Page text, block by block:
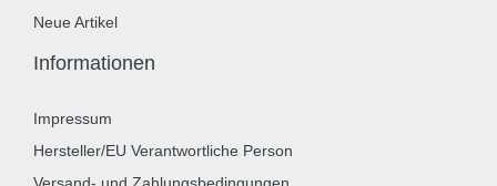
Neue Artikel
Informationen
Impressum
Hersteller/EU Verantwortliche Person
Versand- und Zahlungsbedingungen